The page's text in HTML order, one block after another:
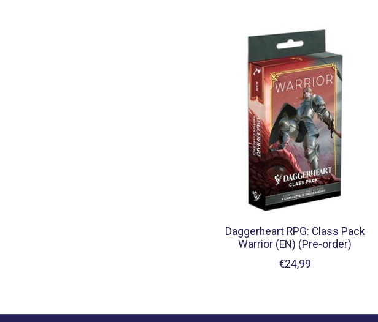
Daggerheart RPG: Class Pack
Warrior (EN) (Pre-order)
€24,99